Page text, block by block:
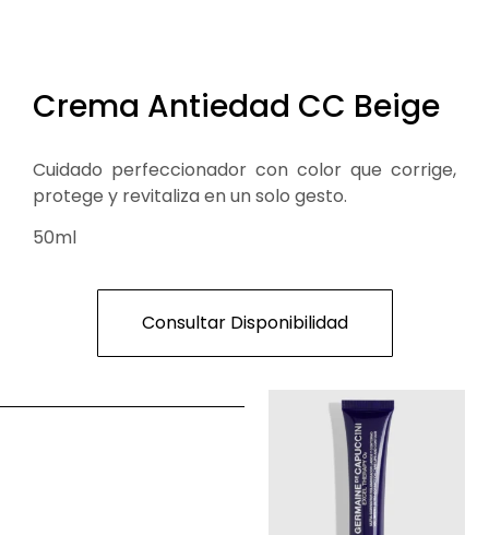
Crema Antiedad CC Beige
Cuidado perfeccionador con color que corrige,
protege y revitaliza en un solo gesto.
50ml
Consultar Disponibilidad